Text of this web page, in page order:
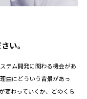
い。
テム開発に関わる機会があ
由にどういう背景があっ
変わっていくか、どのくら